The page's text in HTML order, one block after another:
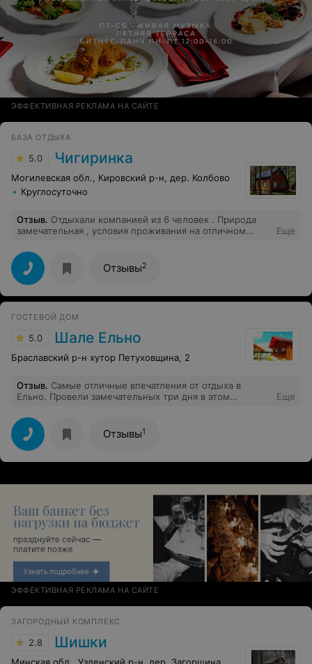
ЭФФЕКТИВНАЯ РЕКЛАМА НА САЙТЕ
БАЗА ОТДЫХА
5.0 Чигиринка
Могилевская обл., Кировский р-н, дер. Колбово
Круглосуточно
Отзыв. Отдыхали компанией из 6 человек . Природа
замечательная , условия проживания на отличном
благодарность сотруднику Геннадию .Очень прекрасно
провели время. Даже не очень хорошая погода не
испортила нам отдых на этой базе.
Еще
Отзывы2
ГОСТЕВОЙ ДОМ
5.0 Шале Ельно
Браславский р-н хутор Петуховщина, 2
Отзыв. Самые отличные впечатления от отдыха в
Ельно. Провели замечательных три дня в этом
душевная и располагающая к отдыху обстановка,
удачная рыбалка, очень живописное место. Никаких
расхождений с обещанными условиями проживания.
Хозяева очень ответственные и приятные люди.
Надеюсь, что ещё неоднократно будет возможность
мест отдыха в Браславском районе.
Еще
Отзывы1
ЭФФЕКТИВНАЯ РЕКЛАМА НА САЙТЕ
ЗАГОРОДНЫЙ КОМПЛЕКС
2.8 Шишки